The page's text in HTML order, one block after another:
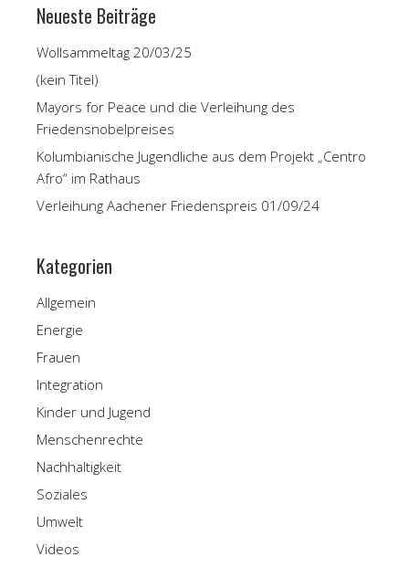
Neueste Beiträge
Wollsammeltag 20/03/25
(kein Titel)
Mayors for Peace und die Verleihung des
Friedensnobelpreises
Kolumbianische Jugendliche aus dem Projekt „Centro
Afro“ im Rathaus
Verleihung Aachener Friedenspreis 01/09/24
Kategorien
Allgemein
Energie
Frauen
Integration
Kinder und Jugend
Menschenrechte
Nachhaltigkeit
Soziales
Umwelt
Videos